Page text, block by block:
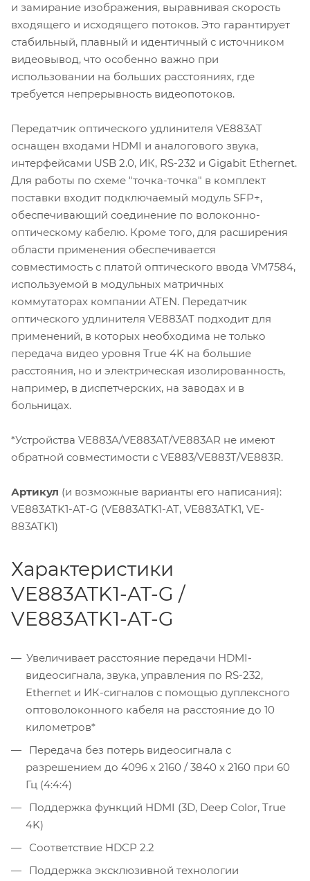
и замирание изображения, выравнивая скорость
входящего и исходящего потоков. Это гарантирует
стабильный, плавный и идентичный с источником
видеовывод, что особенно важно при
использовании на больших расстояниях, где
требуется непрерывность видеопотоков.
Передатчик оптического удлинителя VE883AT
оснащен входами HDMI и аналогового звука,
интерфейсами USB 2.0, ИК, RS-232 и Gigabit Ethernet.
Для работы по схеме "точка-точка" в комплект
поставки входит подключаемый модуль SFP+,
обеспечивающий соединение по волоконно-
оптическому кабелю. Кроме того, для расширения
области применения обеспечивается
совместимость с платой оптического ввода VM7584,
используемой в модульных матричных
коммутаторах компании ATEN. Передатчик
оптического удлинителя VE883AT подходит для
применений, в которых необходима не только
передача видео уровня True 4K на большие
расстояния, но и электрическая изолированность,
например, в диспетчерских, на заводах и в
больницах.
*Устройства VE883A/VE883AT/VE883AR не имеют
обратной совместимости с VE883/VE883T/VE883R.
Артикул (и возможные варианты его написания):
VE883ATK1-AT-G (VE883ATK1-AT, VE883ATK1, VE-
883ATK1)
Характеристики
VE883ATK1-AT-G /
VE883ATK1-AT-G
Увеличивает расстояние передачи HDMI-
видеосигнала, звука, управления по RS-232,
Ethernet и ИК-сигналов с помощью дуплексного
оптоволоконного кабеля на расстояние до 10
километров*
Передача без потерь видеосигнала с
разрешением до 4096 x 2160 / 3840 x 2160 при 60
Гц (4:4:4)
Поддержка функций HDMI (3D, Deep Color, True
4K)
Соответствие HDCP 2.2
Поддержка эксклюзивной технологии